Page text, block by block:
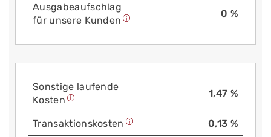
Aus­gabe­auf­schlag
für unsere Kunden
0 %
Sonstige laufende
Kosten
1,47 %
Trans­aktions­kosten 0,13 %